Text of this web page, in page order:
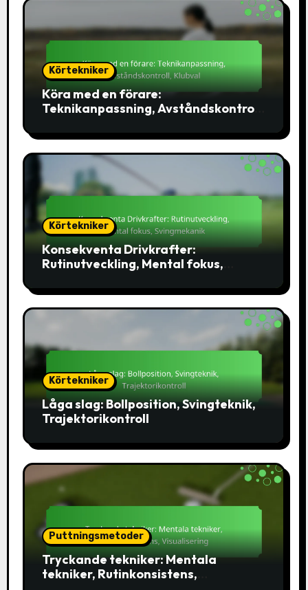
Körtekniker
Köra med en förare:
Teknikanpassning, Avståndskontroll,
Körtekniker
Konsekventa Drivkrafter:
Rutinutveckling, Mental fokus,
Körtekniker
Låga slag: Bollposition, Svingteknik,
Trajektorikontroll
Puttningsmetoder
Tryckande tekniker: Mentala
tekniker, Rutinkonsistens,